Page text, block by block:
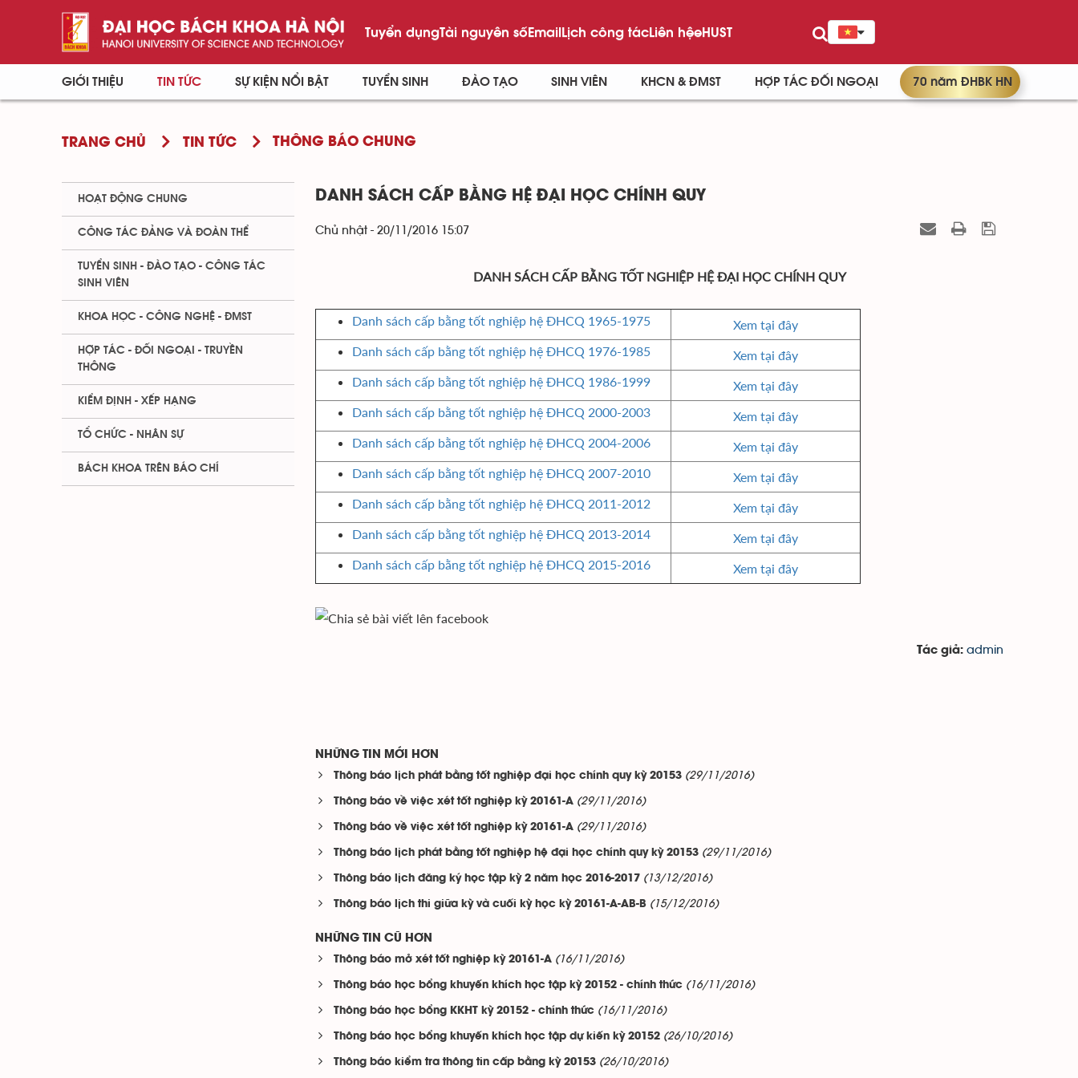
Tuyển dụngTài nguyên sốEmailLịch công tácLiên hệeHUST
GIỚI THIỆU TIN TỨC SỰ KIỆN NỔI BẬT TUYỂN SINH ĐÀO TẠO SINH VIÊN KHCN & ĐMST HỢP TÁC ĐỐI NGOẠI 70 năm ĐHBK HN
TRANG CHỦ TIN TỨC THÔNG BÁO CHUNG
DANH SÁCH CẤP BẰNG HỆ ĐẠI HỌC CHÍNH QUY
Chủ nhật - 20/11/2016 15:07
DANH SÁCH CẤP BẰNG TỐT NGHIỆP HỆ ĐẠI HỌC CHÍNH QUY
Danh sách cấp bằng tốt nghiệp hệ ĐHCQ 1965-1975
Xem tại đây
Danh sách cấp bằng tốt nghiệp hệ ĐHCQ 1976-1985
Xem tại đây
Danh sách cấp bằng tốt nghiệp hệ ĐHCQ 1986-1999
Xem tại đây
Danh sách cấp bằng tốt nghiệp hệ ĐHCQ 2000-2003
Xem tại đây
Danh sách cấp bằng tốt nghiệp hệ ĐHCQ 2004-2006
Xem tại đây
Danh sách cấp bằng tốt nghiệp hệ ĐHCQ 2007-2010
Xem tại đây
Danh sách cấp bằng tốt nghiệp hệ ĐHCQ 2011-2012
Xem tại đây
Danh sách cấp bằng tốt nghiệp hệ ĐHCQ 2013-2014
Xem tại đây
Danh sách cấp bằng tốt nghiệp hệ ĐHCQ 2015-2016
Xem tại đây
Tác giả: admin
NHỮNG TIN MỚI HƠN
Thông báo lịch phát bằng tốt nghiệp đại học chính quy kỳ 20153 (29/11/2016)
Thông báo về việc xét tốt nghiệp kỳ 20161-A (29/11/2016)
Thông báo về việc xét tốt nghiệp kỳ 20161-A (29/11/2016)
Thông báo lịch phát bằng tốt nghiệp hệ đại học chính quy kỳ 20153 (29/11/2016)
Thông báo lịch đăng ký học tập kỳ 2 năm học 2016-2017 (13/12/2016)
Thông báo lịch thi giữa kỳ và cuối kỳ học kỳ 20161-A-AB-B (15/12/2016)
NHỮNG TIN CŨ HƠN
Thông báo mở xét tốt nghiệp kỳ 20161-A (16/11/2016)
Thông báo học bổng khuyến khích học tập kỳ 20152 - chính thức (16/11/2016)
Thông báo học bổng KKHT kỳ 20152 - chính thức (16/11/2016)
Thông báo học bổng khuyến khích học tập dự kiến kỳ 20152 (26/10/2016)
Thông báo kiểm tra thông tin cấp bằng kỳ 20153 (26/10/2016)
HOẠT ĐỘNG CHUNG
CÔNG TÁC ĐẢNG VÀ ĐOÀN THỂ
TUYỂN SINH - ĐÀO TẠO - CÔNG TÁC
SINH VIÊN
KHOA HỌC - CÔNG NGHỆ - ĐMST
HỢP TÁC - ĐỐI NGOẠI - TRUYỀN
THÔNG
KIỂM ĐỊNH - XẾP HẠNG
TỔ CHỨC - NHÂN SỰ
BÁCH KHOA TRÊN BÁO CHÍ